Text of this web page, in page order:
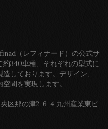
（レフィナード）の公式サ
340車種、それぞれの型式に
しております。デザイン、
間を実現します。
区那の津2-6-4 九州産業東ビ